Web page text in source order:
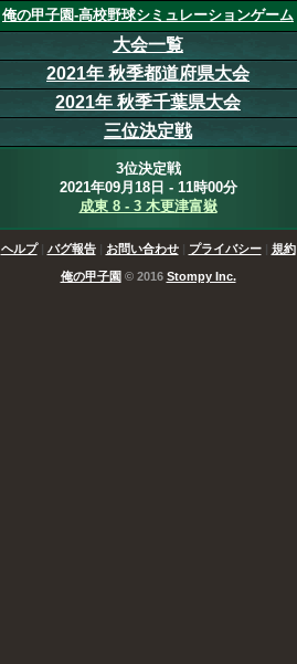
俺の甲子園-高校野球シミュレーションゲーム
大会一覧
2021年 秋季都道府県大会
2021年 秋季千葉県大会
三位決定戦
3位決定戦
2021年09月18日 - 11時00分
成東 8 - 3 木更津富嶽
ヘルプ| バグ報告| お問い合わせ| プライバシー| 規約
俺の甲子園 © 2016 Stompy Inc.